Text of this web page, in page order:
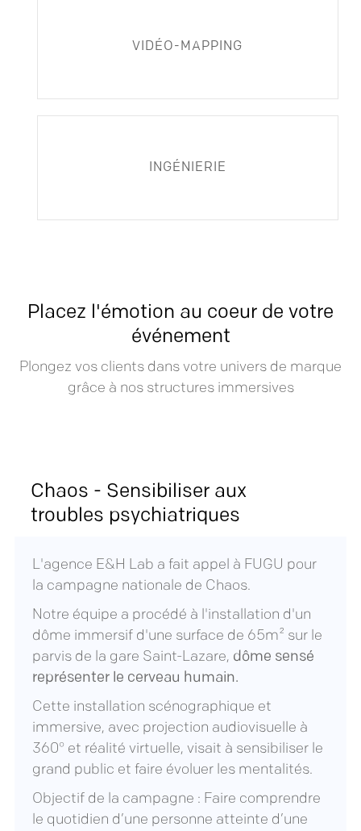
VIDÉO-MAPPING
INGÉNIERIE
Placez l'émotion au coeur de votre
événement
Plongez vos clients dans votre univers de marque
grâce à nos structures immersives
Chaos - Sensibiliser aux
troubles psychiatriques
L'agence E&H Lab a fait appel à FUGU pour
la campagne nationale de Chaos.
Notre équipe a procédé à l'installation d'un
dôme immersif d'une surface de 65m² sur le
parvis de la gare Saint-Lazare, dôme sensé
représenter le cerveau humain.
Cette installation scénographique et
immersive, avec projection audiovisuelle à
360° et réalité virtuelle, visait à sensibiliser le
grand public et faire évoluer les mentalités.
Objectif de la campagne : Faire comprendre
le quotidien d’une personne atteinte d’une